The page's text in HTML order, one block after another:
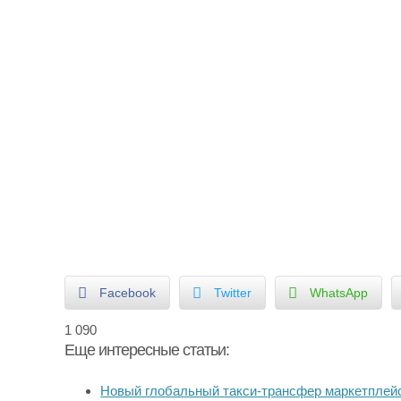
Facebook Twitter WhatsApp
1 090
Еще интересные статьи:
Новый глобальный такси-трансфер